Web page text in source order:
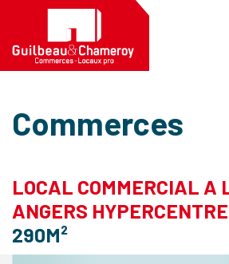
Commerces
LOCAL COMMERCIAL A
ANGERS HYPERCENTRE
290M²